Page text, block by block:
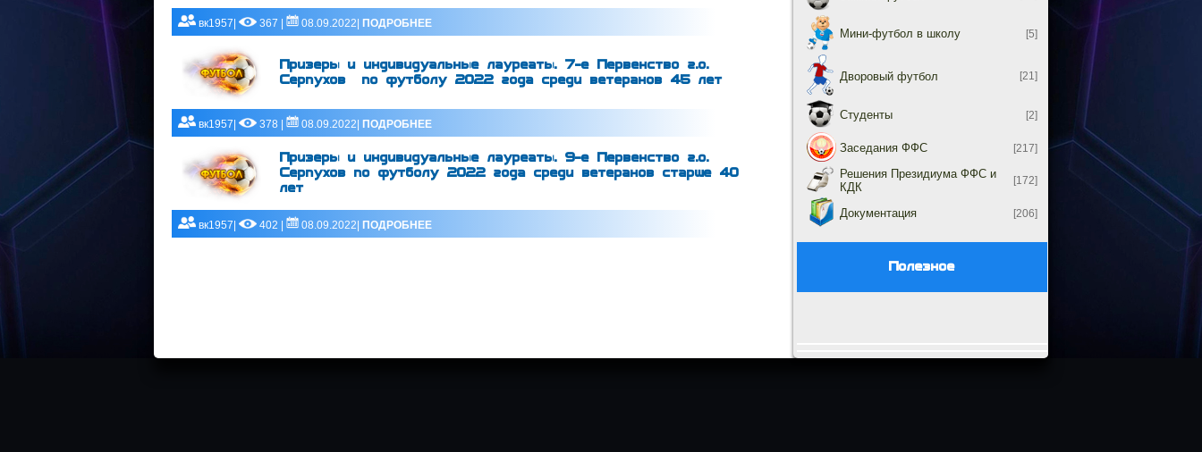
вк1957| 367 | 08.09.2022| ПОДРОБНЕЕ
Призеры и индивидуальные лауреаты. 7-е Первенство г.о.
Серпухов по футболу 2022 года среди ветеранов 45 лет
вк1957| 378 | 08.09.2022| ПОДРОБНЕЕ
Призеры и индивидуальные лауреаты. 9-е Первенство г.о.
Серпухов по футболу 2022 года среди ветеранов старше 40
лет
вк1957| 402 | 08.09.2022| ПОДРОБНЕЕ
Мини-футбол в школу [5]
Дворовый футбол [21]
Студенты [2]
Заседания ФФС [217]
Решения Президиума ФФС и
КДК
[172]
Документация [206]
Полезное